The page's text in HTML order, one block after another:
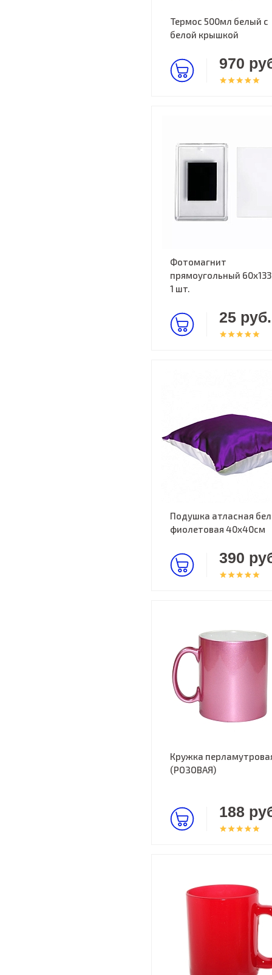
Термос 500мл белый с
белой крышкой
970
Фотомагнит
прямоугольный
1 шт.
25 руб.
Подушка атласная
фиолетовая 40х40см
390
Кружка
(РОЗОВАЯ)
188